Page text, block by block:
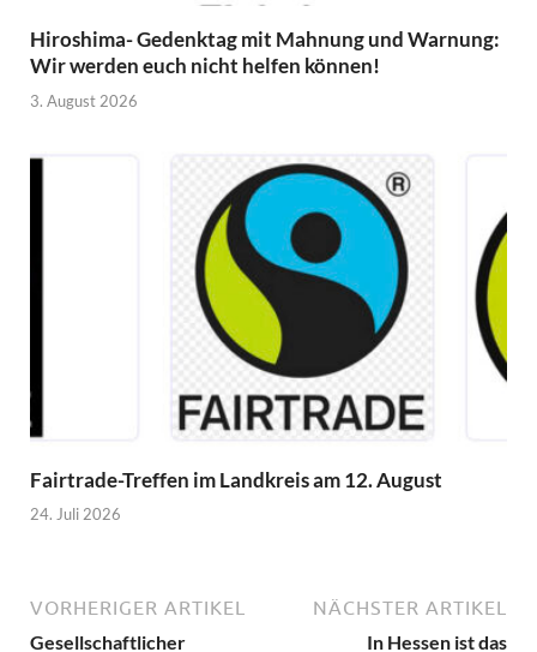
Hiroshima- Gedenktag mit Mahnung und Warnung:
Wir werden euch nicht helfen können!
3. August 2026
Fairtrade-Treffen im Landkreis am 12. August
24. Juli 2026
VORHERIGER ARTIKEL
Gesellschaftlicher
NÄCHSTER ARTIKEL
In Hessen ist das